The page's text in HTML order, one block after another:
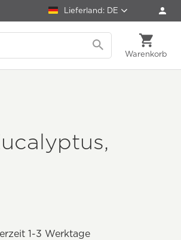
Lieferland: DE
Warenkorb
1-3 Werktage